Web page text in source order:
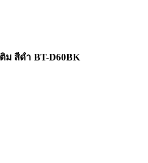
ม สีดำ BT-D60BK